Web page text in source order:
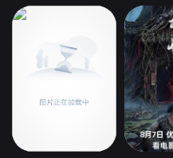
头，凤姐大闹宁国府，
尤二姐去见贾母，买好
之后，要来旺斩草除根
之后，被庸医所误，堕
姐死后，凤姐又借贾母